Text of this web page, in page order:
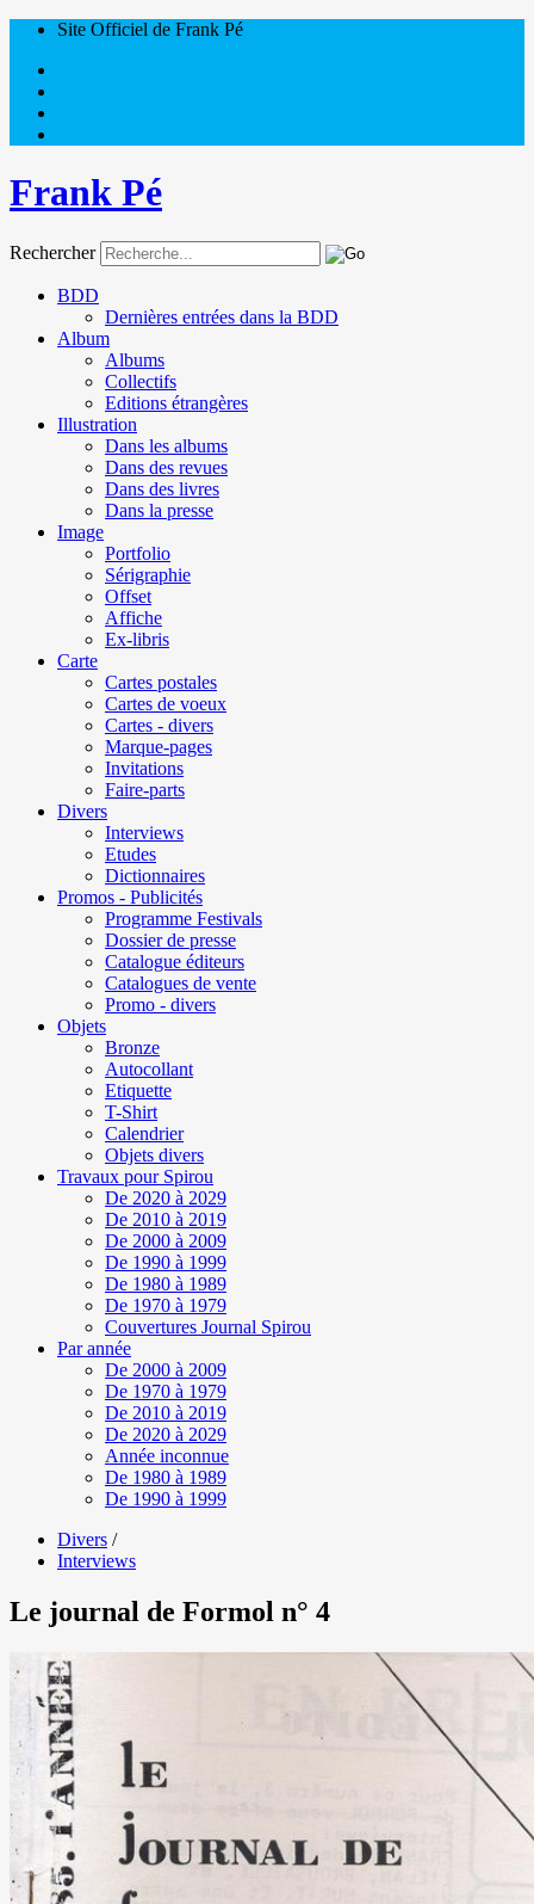
Site Officiel de Frank Pé
Frank Pé
Rechercher
BDD
Dernières entrées dans la BDD
Album
Albums
Collectifs
Editions étrangères
Illustration
Dans les albums
Dans des revues
Dans des livres
Dans la presse
Image
Portfolio
Sérigraphie
Offset
Affiche
Ex-libris
Carte
Cartes postales
Cartes de voeux
Cartes - divers
Marque-pages
Invitations
Faire-parts
Divers
Interviews
Etudes
Dictionnaires
Promos - Publicités
Programme Festivals
Dossier de presse
Catalogue éditeurs
Catalogues de vente
Promo - divers
Objets
Bronze
Autocollant
Etiquette
T-Shirt
Calendrier
Objets divers
Travaux pour Spirou
De 2020 à 2029
De 2010 à 2019
De 2000 à 2009
De 1990 à 1999
De 1980 à 1989
De 1970 à 1979
Couvertures Journal Spirou
Par année
De 2000 à 2009
De 1970 à 1979
De 2010 à 2019
De 2020 à 2029
Année inconnue
De 1980 à 1989
De 1990 à 1999
Divers /
Interviews
Le journal de Formol n° 4